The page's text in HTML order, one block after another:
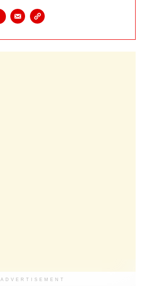
ADVERTISEMENT